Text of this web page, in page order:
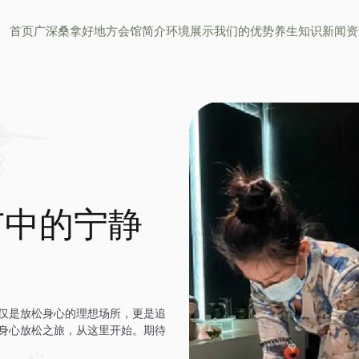
首页广深桑拿好地方会馆简介环境展示我们的优势养生知识新闻
的宁静
是放松身心的理想场所，更是追
放松之旅，从这里开始。期待